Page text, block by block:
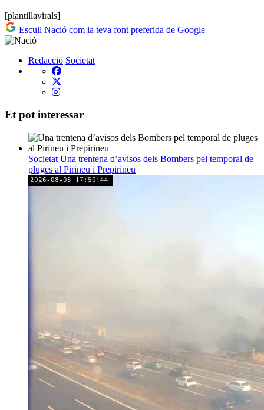
[plantillavirals]
Escull Nació com la teva font preferida de Google
Redacció Societat
Et pot interessar
Societat Una trentena d’avisos dels Bombers pel temporal de
pluges al Pirineu i Prepirineu